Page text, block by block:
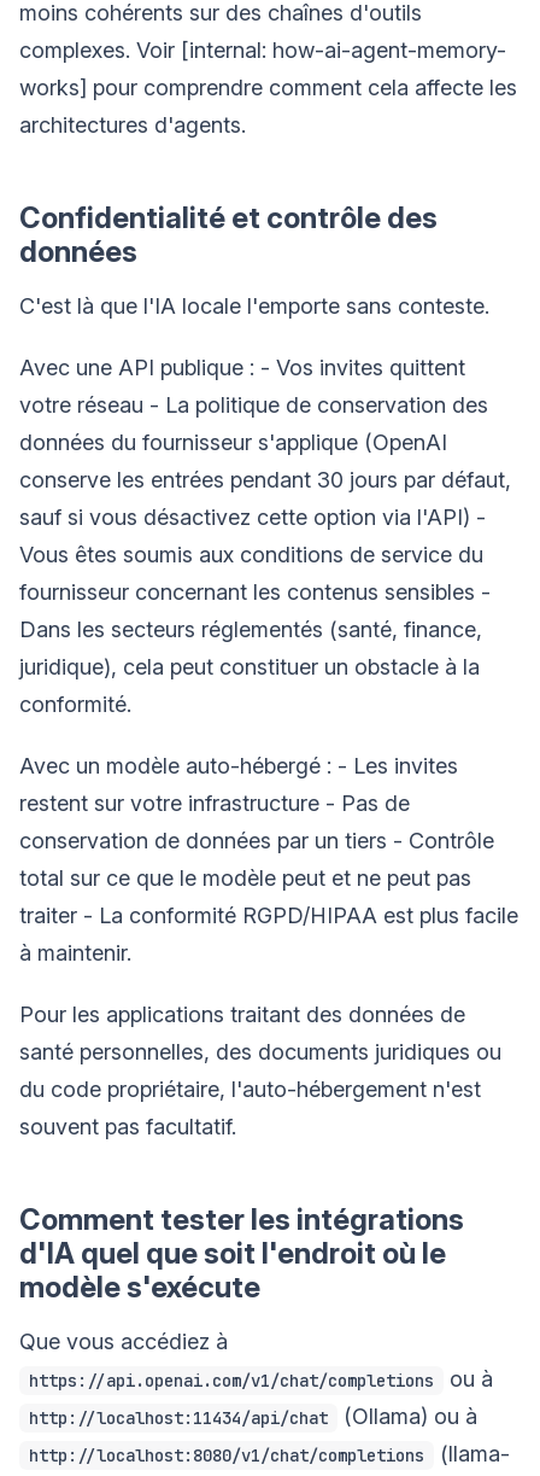
moins cohérents sur des chaînes d'outils
complexes. Voir [internal: how-ai-agent-memory-
works] pour comprendre comment cela affecte les
architectures d'agents.
Confidentialité et contrôle des
données
C'est là que l'IA locale l'emporte sans conteste.
Avec une API publique : - Vos invites quittent
votre réseau - La politique de conservation des
données du fournisseur s'applique (OpenAI
conserve les entrées pendant 30 jours par défaut,
sauf si vous désactivez cette option via l'API) -
Vous êtes soumis aux conditions de service du
fournisseur concernant les contenus sensibles -
Dans les secteurs réglementés (santé, finance,
juridique), cela peut constituer un obstacle à la
conformité.
Avec un modèle auto-hébergé : - Les invites
restent sur votre infrastructure - Pas de
conservation de données par un tiers - Contrôle
total sur ce que le modèle peut et ne peut pas
traiter - La conformité RGPD/HIPAA est plus facile
à maintenir.
Pour les applications traitant des données de
santé personnelles, des documents juridiques ou
du code propriétaire, l'auto-hébergement n'est
souvent pas facultatif.
Comment tester les intégrations
d'IA quel que soit l'endroit où le
modèle s'exécute
Que vous accédiez à
https://api.openai.com/v1/chat/completions ou à
http://localhost:11434/api/chat (Ollama) ou à
http://localhost:8080/v1/chat/completions
(llama-